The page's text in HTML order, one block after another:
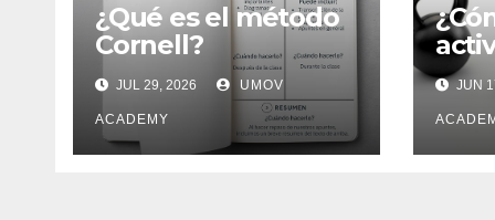
¿Qué es el método
Cornell?
JUL 29, 2026 UMOV
ACADEMY
JUN